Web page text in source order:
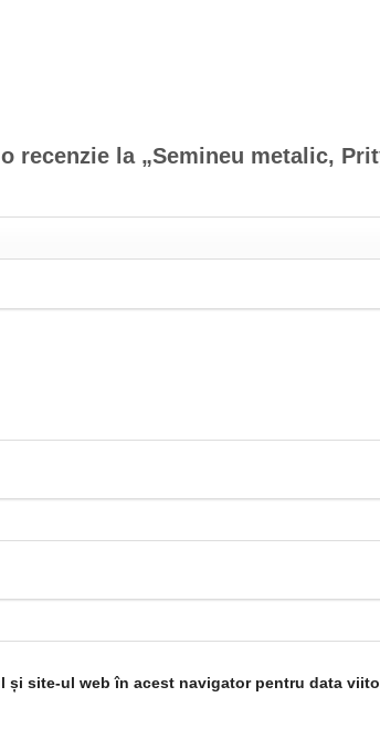
recenzie la „Semineu metalic,
și site-ul web în acest navigator pentru data